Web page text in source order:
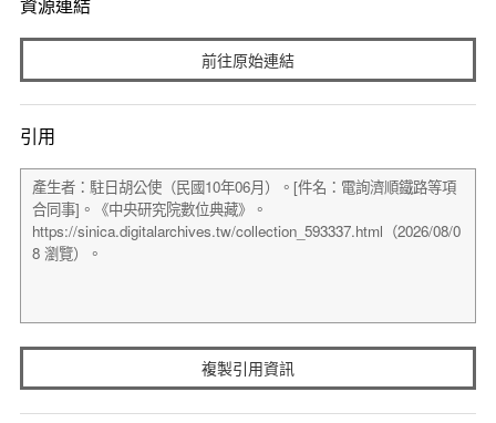
資源連結
前往原始連結
引用
複製引用資訊